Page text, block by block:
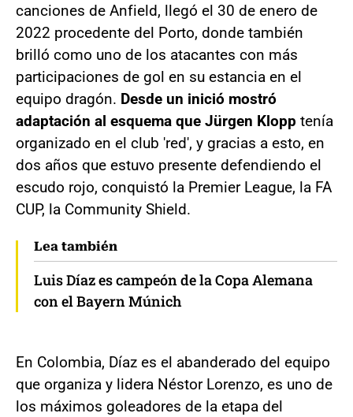
canciones de Anfield, llegó el 30 de enero de
2022 procedente del Porto, donde también
brilló como uno de los atacantes con más
participaciones de gol en su estancia en el
equipo dragón. Desde un inició mostró
adaptación al esquema que Jürgen Klopp tenía
organizado en el club 'red', y gracias a esto, en
dos años que estuvo presente defendiendo el
escudo rojo, conquistó la Premier League, la FA
CUP, la Community Shield.
Lea también
Luis Díaz es campeón de la Copa Alemana
con el Bayern Múnich
En Colombia, Díaz es el abanderado del equipo
que organiza y lidera Néstor Lorenzo, es uno de
los máximos goleadores de la etapa del